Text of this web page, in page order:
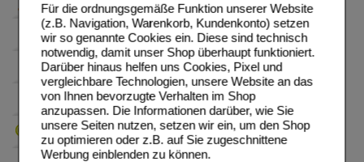
Für die ordnungsgemäße Funktion unserer Website
(z.B. Navigation, Warenkorb, Kundenkonto) setzen
wir so genannte Cookies ein. Diese sind technisch
notwendig, damit unser Shop überhaupt funktioniert.
Darüber hinaus helfen uns Cookies, Pixel und
vergleichbare Technologien, unsere Website an das
von Ihnen bevorzugte Verhalten im Shop
anzupassen. Die Informationen darüber, wie Sie
unsere Seiten nutzen, setzen wir ein, um den Shop
zu optimieren oder z.B. auf Sie zugeschnittene
Werbung einblenden zu können.